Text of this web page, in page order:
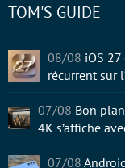
TOM'S GUIDE
08/08 iOS
récurrent sur
07/08 Bon
4K s’affiche
07/08